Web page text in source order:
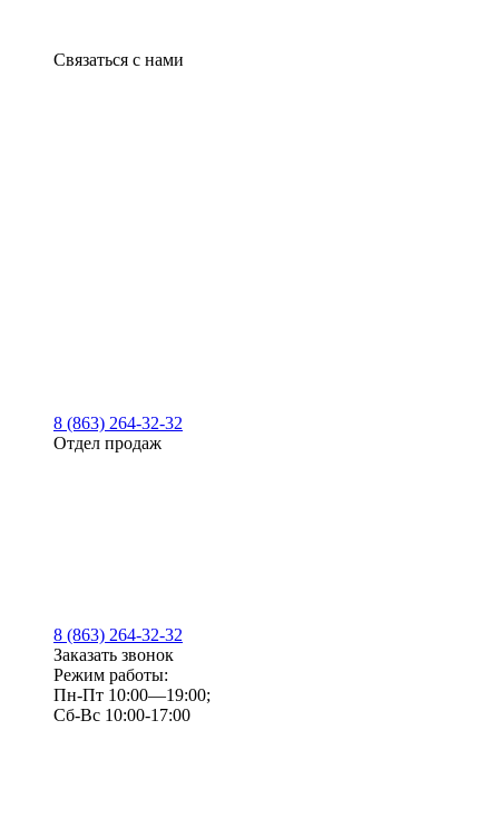
Связаться с нами
8 (863) 264-32-32
Отдел продаж
8 (863) 264-32-32
Заказать звонок
Режим работы:
Пн-Пт 10:00—19:00;
Сб-Вс 10:00-17:00